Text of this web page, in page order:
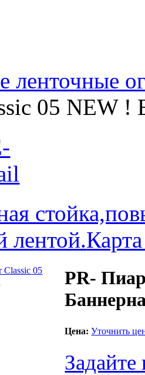
ленточные
05 NEW !
лентой.
PR-
Цена:Уточнить